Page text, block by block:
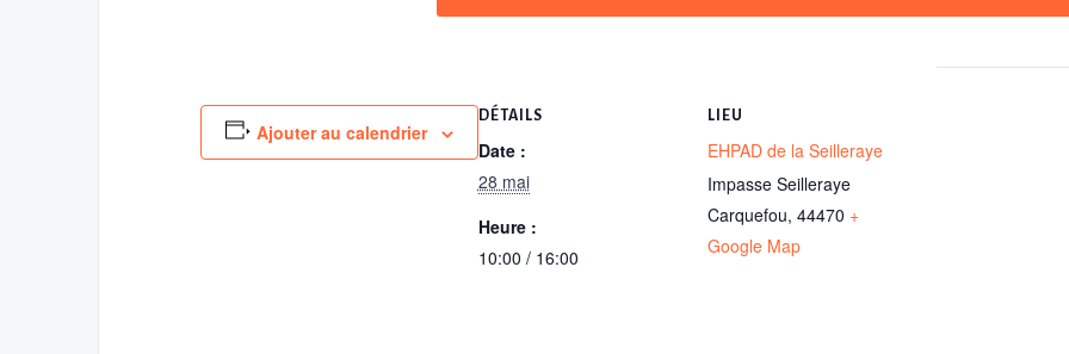
Ajouter au calendrier
DÉTAILS
Date :
28 mai
Heure :
10:00 / 16:00
LIEU
EHPAD de la Seilleraye
Impasse Seilleraye
Carquefou, 44470 +
Google Map